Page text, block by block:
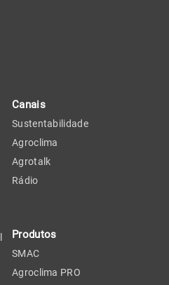
Canais
Sustentabilidade
Agroclima
Agrotalk
Rádio
Produtos
SMAC
Agroclima PRO